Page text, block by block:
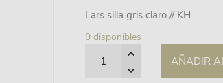
5Lars silla gris claro // KH
9 disponibles
AÑADIR